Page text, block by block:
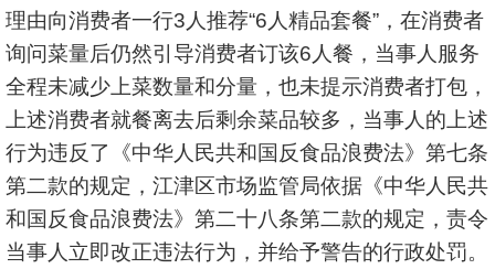
理由向消费者一行3人推荐“6人精品套餐”，在消费者
询问菜量后仍然引导消费者订该6人餐，当事人服务
全程未减少上菜数量和分量，也未提示消费者打包，
上述消费者就餐离去后剩余菜品较多，当事人的上述
行为违反了《中华人民共和国反食品浪费法》第七条
第二款的规定，江津区市场监管局依据《中华人民共
和国反食品浪费法》第二十八条第二款的规定，责令
当事人立即改正违法行为，并给予警告的行政处罚。